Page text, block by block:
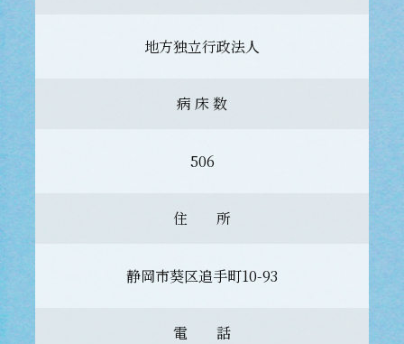
地方独立行政法人
病 床 数
506
住 所
静岡市葵区追手町10-93
電 話